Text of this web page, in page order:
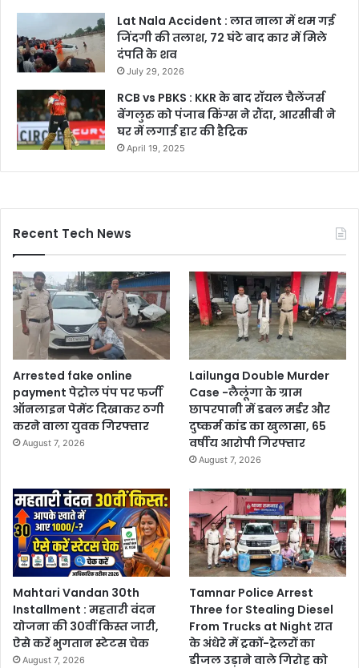
Lat Nala Accident : लात नाला में थम गई
जिंदगी की तलाश, 72 घंटे बाद कार में मिले
दंपति के शव
July 29, 2026
RCB vs PBKS : KKR के बाद रॉयल चैलेंजर्स
बेंगलुरु को पंजाब किंग्स ने रौंदा, आरसीबी ने
घर में लगाई हार की हैट्रिक
April 19, 2025
Recent Tech News
Arrested fake online
payment पेट्रोल पंप पर फर्जी
ऑनलाइन पेमेंट दिखाकर ठगी
करने वाला युवक गिरफ्तार
August 7, 2026
Lailunga Double Murder
Case -लैलूंगा के ग्राम
छापरपानी में डबल मर्डर और
दुष्कर्म कांड का खुलासा, 65
वर्षीय आरोपी गिरफ्तार
August 7, 2026
Mahtari Vandan 30th
Installment : महतारी वंदन
योजना की 30वीं किस्त जारी,
ऐसे करें भुगतान स्टेटस चेक
August 7, 2026
Tamnar Police Arrest
Three for Stealing Diesel
From Trucks at Night रात
के अंधेरे में ट्रकों-ट्रेलरों का
डीजल उड़ाने वाले गिरोह को